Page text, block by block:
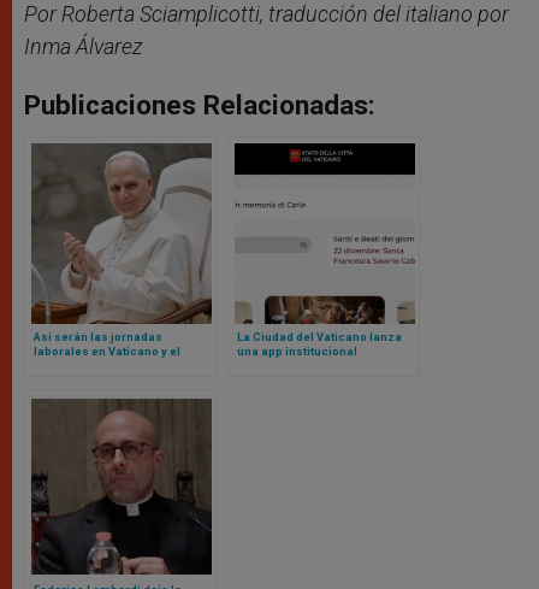
Por Roberta Sciamplicotti, traducción del italiano por
Inma Álvarez
Publicaciones Relacionadas:
Así serán las jornadas
laborales en Vaticano y el
La Ciudad del Vaticano lanza
una app institucional